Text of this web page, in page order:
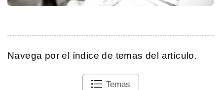
Navega por el índice de temas del artículo.
Temas